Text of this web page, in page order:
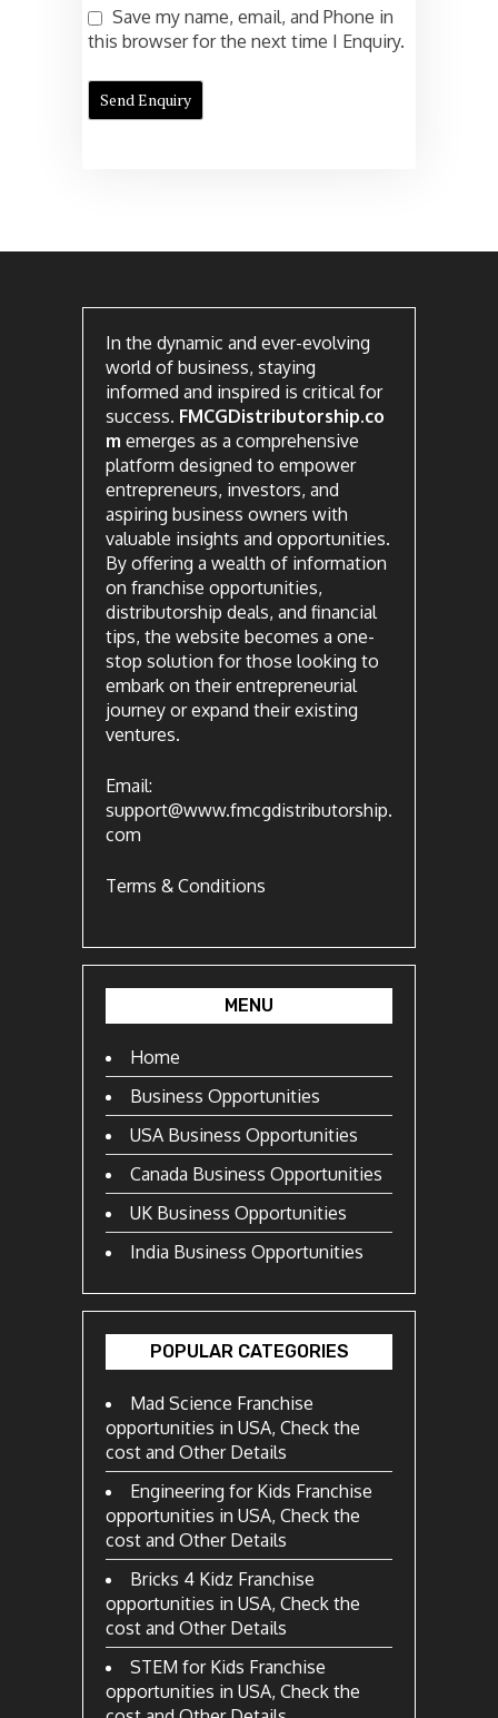
Save my name, email, and Phone in
this browser for the next time I Enquiry.
In the dynamic and ever-evolving
world of business, staying
informed and inspired is critical for
success. FMCGDistributorship.co
m emerges as a comprehensive
platform designed to empower
entrepreneurs, investors, and
aspiring business owners with
valuable insights and opportunities.
By offering a wealth of information
on franchise opportunities,
distributorship deals, and financial
tips, the website becomes a one-
stop solution for those looking to
embark on their entrepreneurial
journey or expand their existing
ventures.
Email:
support@www.fmcgdistributorship.
com
Terms & Conditions
MENU
Home
Business Opportunities
USA Business Opportunities
Canada Business Opportunities
UK Business Opportunities
India Business Opportunities
POPULAR CATEGORIES
Mad Science Franchise
opportunities in USA, Check the
cost and Other Details
Engineering for Kids Franchise
opportunities in USA, Check the
cost and Other Details
Bricks 4 Kidz Franchise
opportunities in USA, Check the
cost and Other Details
STEM for Kids Franchise
opportunities in USA, Check the